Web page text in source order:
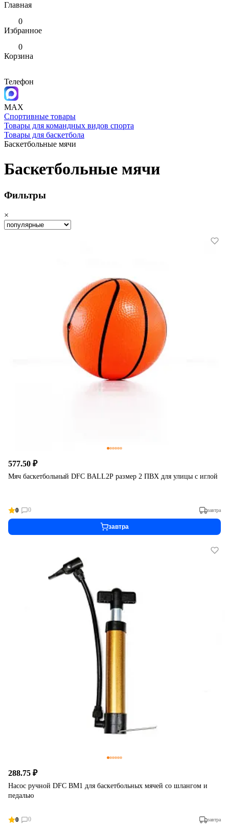
Главная
0
Избранное
0
Корзина
Телефон
MAX
Спортивные товары
Товары для командных видов спорта
Товары для баскетбола
Баскетбольные мячи
Баскетбольные мячи
Фильтры
×
577.50 ₽
Мяч баскетбольный DFC BALL2P размер 2 ПВХ для улицы с иглой
0 0 завтра
завтра
288.75 ₽
Насос ручной DFC BM1 для баскетбольных мячей со шлангом и
педалью
0 0 завтра